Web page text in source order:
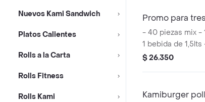
Nuevos Kami Sandwich
Platos Calientes
Rolls a la Carta
Rolls Fitness
Rolls Kami
Promo para tres
- 40 piezas mix -
1 bebida de
$ 26.350
Kamiburger